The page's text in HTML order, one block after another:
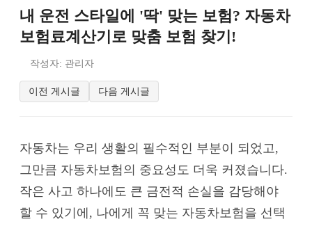
내 운전 스타일에 '딱' 맞는 보험? 자동차
보험료계산기로 맞춤 보험 찾기!
작성자: 관리자
이전 게시글 다음 게시글
자동차는 우리 생활의 필수적인 부분이 되었고,
그만큼 자동차보험의 중요성도 더욱 커졌습니다.
작은 사고 하나에도 큰 금전적 손실을 감당해야
할 수 있기에, 나에게 꼭 맞는 자동차보험을 선택